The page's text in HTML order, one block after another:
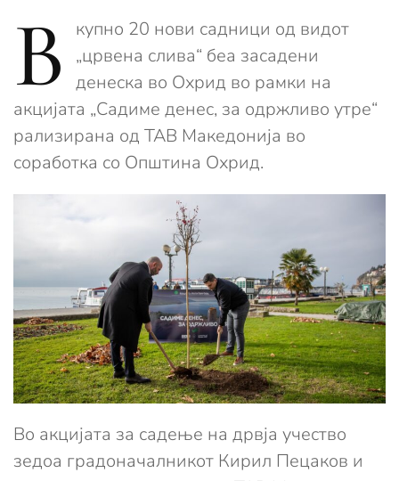
В
купно 20 нови садници од видот
„црвена слива“ беа засадени
денеска во Охрид во рамки на
акцијата „Садиме денес, за одржливо утре“
рализирана од ТАВ Македонија во
соработка со Општина Охрид.
Во акцијата за садење на дрвја учество
зедоа градоначалникот Кирил Пецаков и